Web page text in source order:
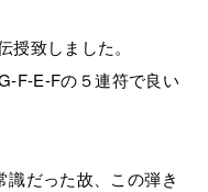
致しました。
F-E-Fの５連符で良い
だった故、この弾き